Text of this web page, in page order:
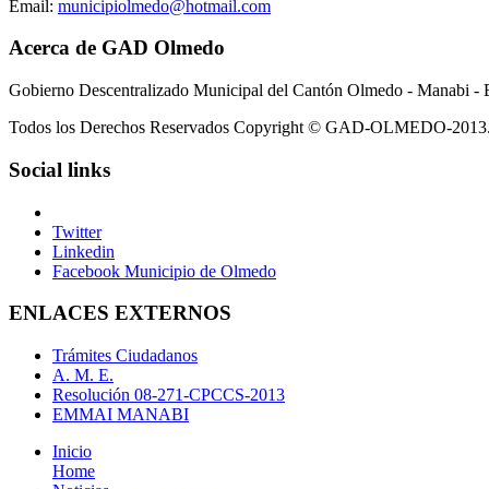
Email: municipiolmedo@hotmail.com
Acerca de GAD Olmedo
Gobierno Descentralizado Municipal del Cantón Olmedo - Manabi -
Todos los Derechos Reservados Copyright © GAD-OLMEDO-2013.
Social links
Twitter
Linkedin
Facebook Municipio de Olmedo
ENLACES EXTERNOS
Trámites Ciudadanos
A. M. E.
Resolución 08-271-CPCCS-2013
EMMAI MANABI
Inicio
Home